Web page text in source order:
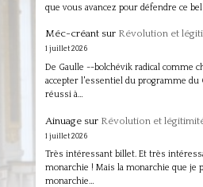
que vous avancez pour défendre ce
Méc-créantsur Révolution et
1 juillet 2026
De Gaulle --bolchévik radical comme
accepter l'essentiel du programme du
réussi à…
Ainuagesur Révolution et
1 juillet 2026
Très intéressant billet. Et très
monarchie ! Mais la monarchie que je
monarchie…